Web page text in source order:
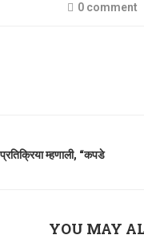
0 comment
म्हणाली, “कपडे
YOU MAY